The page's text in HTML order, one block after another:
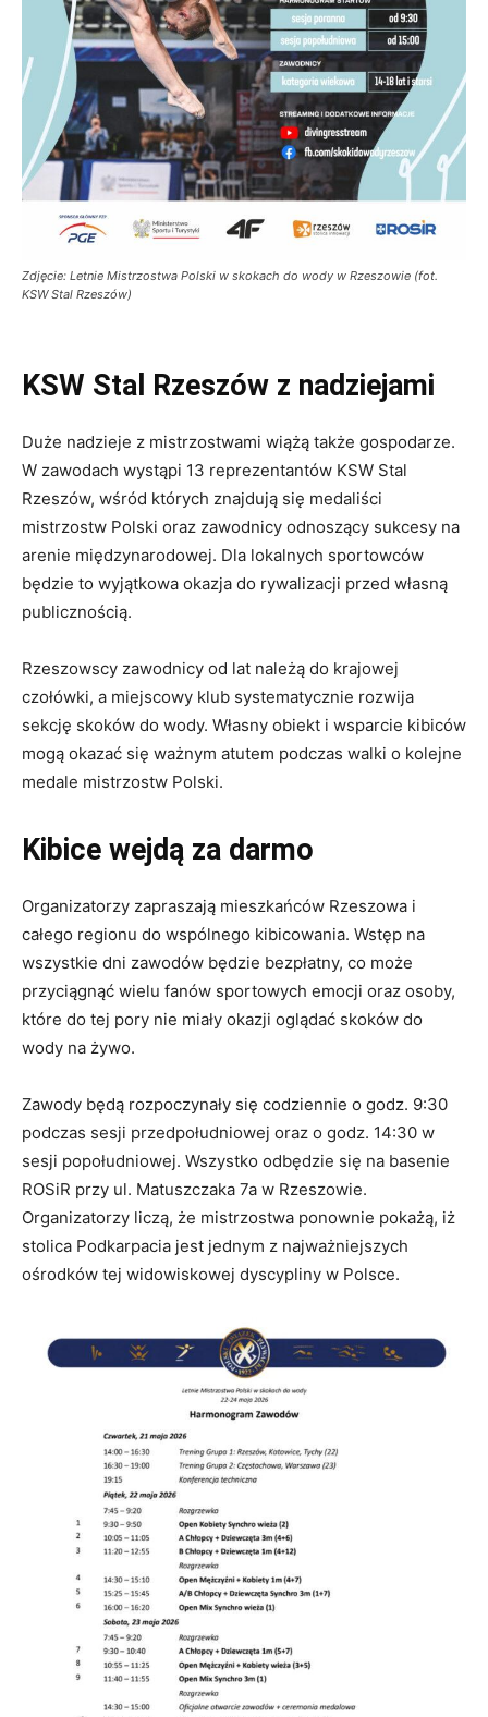
Zdjęcie: Letnie Mistrzostwa Polski w skokach do wody w Rzeszowie (fot.
KSW Stal Rzeszów)
KSW Stal Rzeszów z nadziejami
Duże nadzieje z mistrzostwami wiążą także gospodarze.
W zawodach wystąpi 13 reprezentantów KSW Stal
Rzeszów, wśród których znajdują się medaliści
mistrzostw Polski oraz zawodnicy odnoszący sukcesy na
arenie międzynarodowej. Dla lokalnych sportowców
będzie to wyjątkowa okazja do rywalizacji przed własną
publicznością.
Rzeszowscy zawodnicy od lat należą do krajowej
czołówki, a miejscowy klub systematycznie rozwija
sekcję skoków do wody. Własny obiekt i wsparcie kibiców
mogą okazać się ważnym atutem podczas walki o kolejne
medale mistrzostw Polski.
Kibice wejdą za darmo
Organizatorzy zapraszają mieszkańców Rzeszowa i
całego regionu do wspólnego kibicowania. Wstęp na
wszystkie dni zawodów będzie bezpłatny, co może
przyciągnąć wielu fanów sportowych emocji oraz osoby,
które do tej pory nie miały okazji oglądać skoków do
wody na żywo.
Zawody będą rozpoczynały się codziennie o godz. 9:30
podczas sesji przedpołudniowej oraz o godz. 14:30 w
sesji popołudniowej. Wszystko odbędzie się na basenie
ROSiR przy ul. Matuszczaka 7a w Rzeszowie.
Organizatorzy liczą, że mistrzostwa ponownie pokażą, iż
stolica Podkarpacia jest jednym z najważniejszych
ośrodków tej widowiskowej dyscypliny w Polsce.